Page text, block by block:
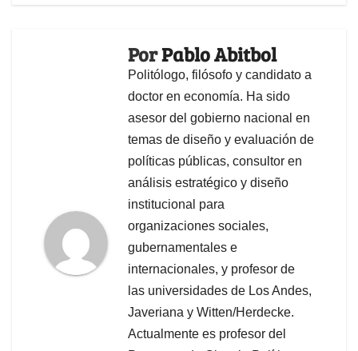
PorPablo Abitbol
Politólogo, filósofo y candidato a
doctor en economía. Ha sido
asesor del gobierno nacional en
temas de diseño y evaluación de
políticas públicas, consultor en
análisis estratégico y diseño
institucional para
organizaciones sociales,
gubernamentales e
internacionales, y profesor de
las universidades de Los Andes,
Javeriana y Witten/Herdecke.
Actualmente es profesor del